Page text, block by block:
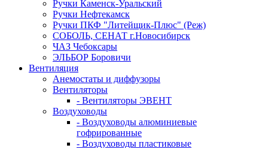
Ручки Каменск-Уральский
Ручки Нефтекамск
Ручки ПКФ "Литейщик-Плюс" (Реж)
СОБОЛЬ, СЕНАТ г.Новосибирск
ЧАЗ Чебоксары
ЭЛЬБОР Боровичи
Вентиляция
Анемостаты и диффузоры
Вентиляторы
- Вентиляторы ЭВЕНТ
Воздуховоды
- Воздуховоды алюминиевые
гофрированные
- Воздуховоды пластиковые